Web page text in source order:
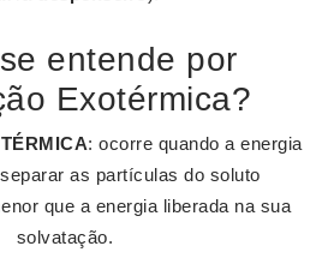
entende por
Exotérmica?
: ocorre quando a energia
as partículas do soluto
que a energia liberada na sua
solvatação.